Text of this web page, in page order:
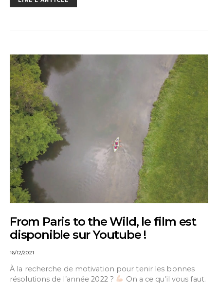
From Paris to the Wild, le film est
disponible sur Youtube !
16/12/2021
À la recherche de motivation pour tenir les bonnes
résolutions de l’année 2022 ?
On a ce qu’il vous faut.